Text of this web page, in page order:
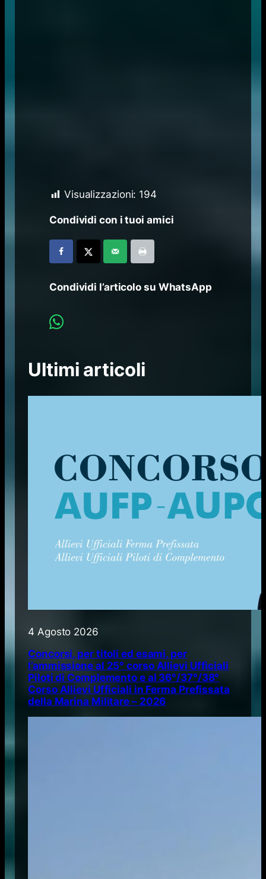
Visualizzazioni: 194
Condividi con i tuoi amici
Condividi l’articolo su WhatsApp
Ultimi articoli
4 Agosto 2026
Concorsi, per titoli ed esami, per
l’ammissione al 25° corso Allievi Ufficiali
Piloti di Complemento e al 36°/37°/38°
Corso Allievi Ufficiali in Ferma Prefissata
della Marina Militare – 2026